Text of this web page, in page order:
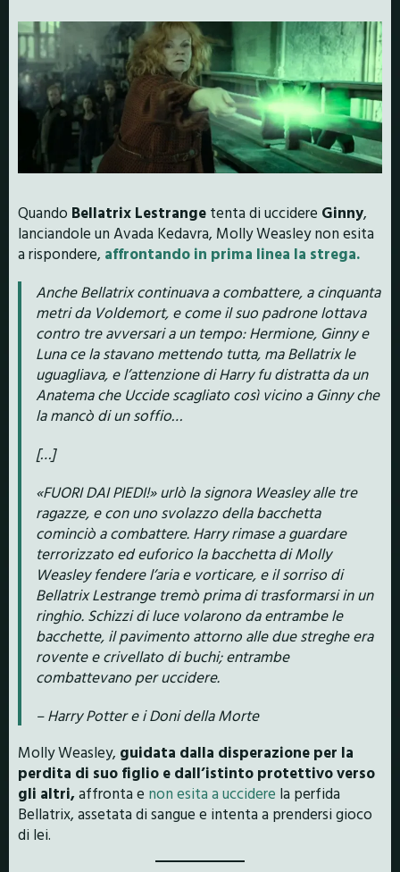
Quando Bellatrix Lestrange tenta di uccidere Ginny,
lanciandole un Avada Kedavra, Molly Weasley non esita
a rispondere, affrontando in prima linea la strega.
Anche Bellatrix continuava a combattere, a cinquanta
metri da Voldemort, e come il suo padrone lottava
contro tre avversari a un tempo: Hermione, Ginny e
Luna ce la stavano mettendo tutta, ma Bellatrix le
uguagliava, e l’attenzione di Harry fu distratta da un
Anatema che Uccide scagliato così vicino a Ginny che
la mancò di un soffio…
[…]
«FUORI DAI PIEDI!» urlò la signora Weasley alle tre
ragazze, e con uno svolazzo della bacchetta
cominciò a combattere. Harry rimase a guardare
terrorizzato ed euforico la bacchetta di Molly
Weasley fendere l’aria e vorticare, e il sorriso di
Bellatrix Lestrange tremò prima di trasformarsi in un
ringhio. Schizzi di luce volarono da entrambe le
bacchette, il pavimento attorno alle due streghe era
rovente e crivellato di buchi; entrambe
combattevano per uccidere.
– Harry Potter e i Doni della Morte
Molly Weasley, guidata dalla disperazione per la
perdita di suo figlio e dall’istinto protettivo verso
gli altri,affronta e non esita a uccidere la perfida
Bellatrix, assetata di sangue e intenta a prendersi gioco
di lei.